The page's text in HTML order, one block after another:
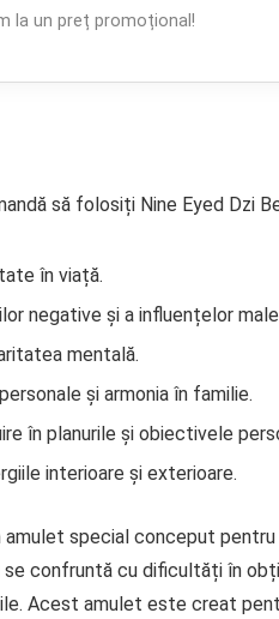
la un preț promoțional!
să folosiți Nine Eyed Dzi
în viață.
negative și a influențelor
mentală.
și armonia în familie.
în planurile și obiectivele
interioare și exterioare.
amulet special conceput
confruntă cu dificultăți în
Acest amulet este creat